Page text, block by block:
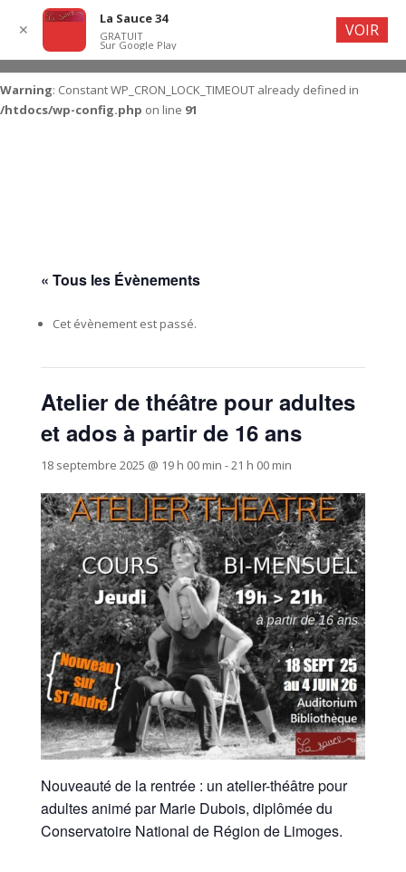
Warning: Constant WP_CRON_LOCK_TIMEOUT already defined in
/htdocs/wp-config.php on line 91
« Tous les Évènements
Cet évènement est passé.
Atelier de théâtre pour adultes
et ados à partir de 16 ans
18 septembre 2025 @ 19 h 00 min -21 h 00 min
Nouveauté de la rentrée : un atelier-théâtre pour
adultes animé par Marie Dubois, diplômée du
Conservatoire National de Région de Limoges.
✕
La Sauce 34
GRATUIT
Sur Google Play
VOIR